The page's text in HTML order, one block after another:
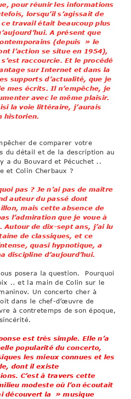
pour réunir les informations
lorsqu’il s’agissait de
travail était beaucoup plus
A présent que
(depuis » le
l’action se situe en 1954),
raccourcie. Et le procédé
sur Internet et dans la
supports d’actualité, que je
mes écrits. Il n’empêche, je
avec le même plaisir.
la voie littéraire, j’aurais
historien.
de comparer votre
du détail et de la description au
a du Bouvard et Pécuchet ..
et Colin Cherbaux ?
pas ? Je n’ai pas de maître
auteur du passé dont
mais cette absence de
l’admiration que je voue à
de dix-sept ans, j’ai lu
de classiques, et ce
quasi hypnotique, a
discipline d’aujourd’hui.
posera la question. Pourquoi
.. et la main de Colin sur le
Un concerto cher à
dans le chef-d’œuvre de
à contretemps de son époque,
est très simple. Elle n’a
popularité du concerto,
les mieux connues et les
dont il existe
C’est à travers cette
modeste où l’on écoutait
découvert la » musique